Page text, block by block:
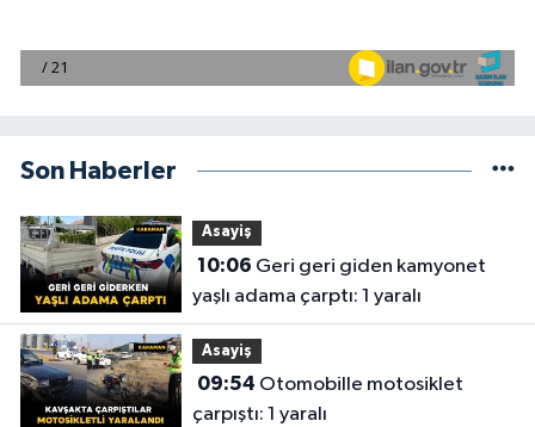
Son Haberler
Asayiş
10:06
yaşlı adama çarptı: 1 yaralı
Asayiş
09:54
çarpıştı: 1 yaralı